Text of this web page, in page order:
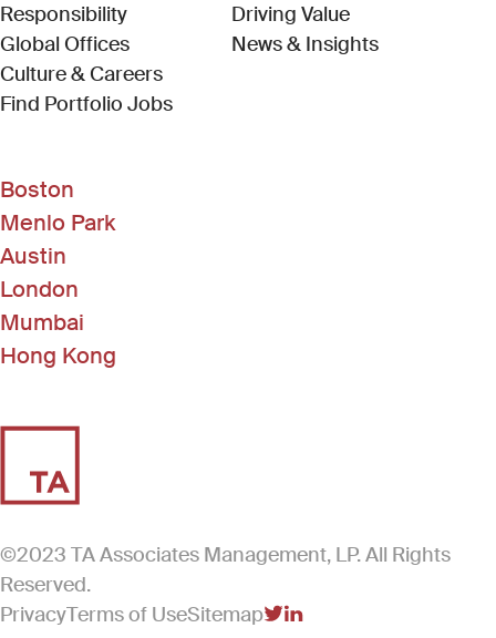
Responsibility
Global Offices
Culture & Careers
Find Portfolio Jobs(Link opens in new window)
Driving Value
News & Insights
Boston
Menlo Park
Austin
London
Mumbai
Hong Kong
©2023 TA Associates Management, LP. All Rights
Reserved.
PrivacyTerms of UseSitemap